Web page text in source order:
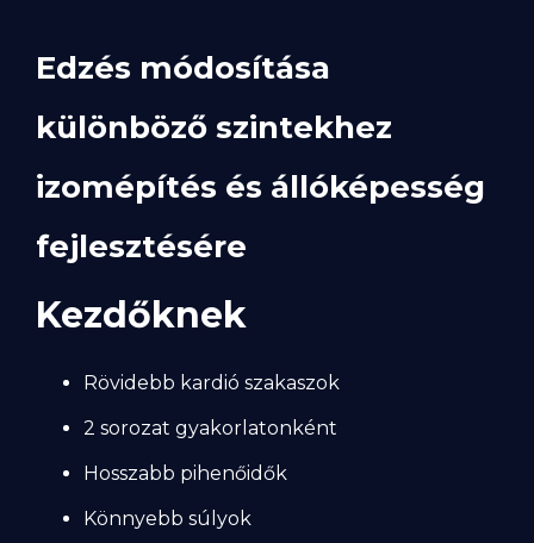
Edzés módosítása
különböző szintekhez
izomépítés és állóképesség
fejlesztésére
Kezdőknek
Rövidebb kardió szakaszok
2 sorozat gyakorlatonként
Hosszabb pihenőidők
Könnyebb súlyok